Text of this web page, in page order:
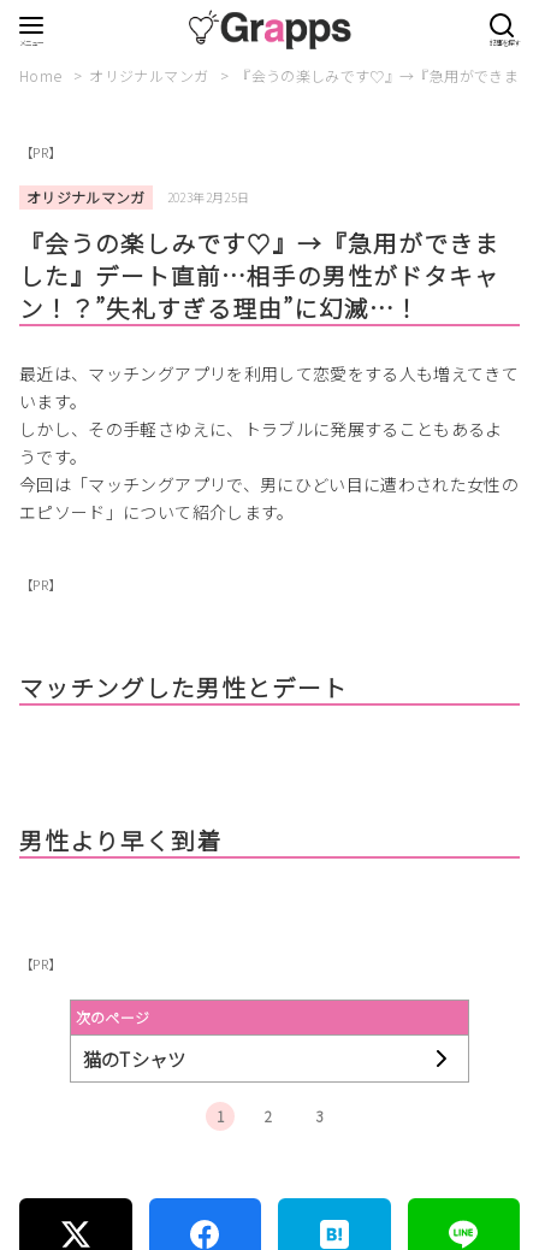
Home オリジナルマンガ 『会うの楽しみです♡』→『急用ができま
【PR】
オリジナルマンガ 2023年2月25日
『会うの楽しみです♡』→『急用ができま
した』デート直前…相手の男性がドタキャ
ン！？”失礼すぎる理由”に幻滅…！
最近は、マッチングアプリを利用して恋愛をする人も増えてきて
います。
しかし、その手軽さゆえに、トラブルに発展することもあるよ
うです。
今回は「マッチングアプリで、男にひどい目に遭わされた女性の
エピソード」について紹介します。
【PR】
マッチングした男性とデート
男性より早く到着
【PR】
次のページ
猫のTシャツ
1 2 3